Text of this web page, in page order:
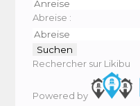
Abreise :
Rechercher sur Likibu
Powered by